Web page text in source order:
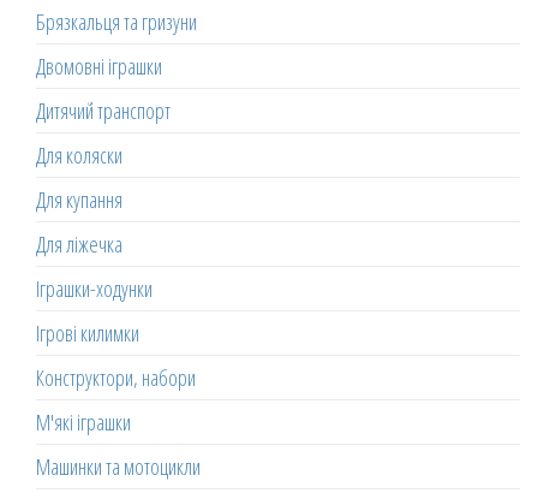
Брязкальця та гризуни
Двомовні іграшки
Дитячий транспорт
Для коляски
Для купання
Для ліжечка
Іграшки-ходунки
Ігрові килимки
Конструктори, набори
М'які іграшки
Машинки та мотоцикли